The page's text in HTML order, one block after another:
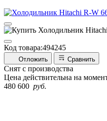
Код товара:494245
Отложить Сравнить
Снят с производства
Цена действительна на
480 600 руб.